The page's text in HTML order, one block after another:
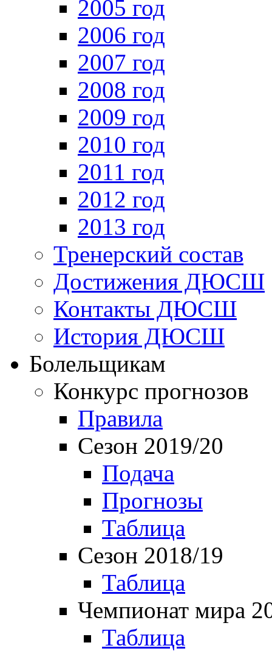
2005 год
2006 год
2007 год
2008 год
2009 год
2010 год
2011 год
2012 год
2013 год
Тренерский состав
Достижения ДЮСШ
Контакты ДЮСШ
История ДЮСШ
Болельщикам
Конкурс прогнозов
Правила
Сезон 2019/20
Подача
Прогнозы
Таблица
Сезон 2018/19
Таблица
Чемпионат мира
Таблица